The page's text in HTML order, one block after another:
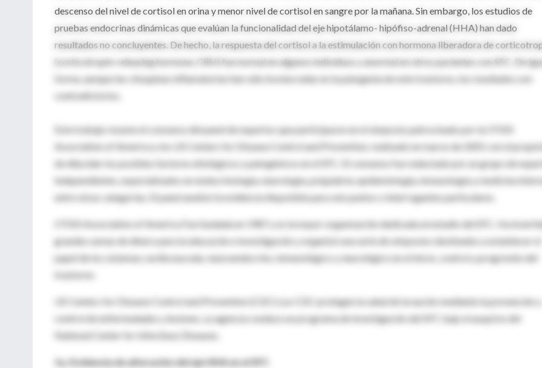
descenso del nivel de cortisol en orina y menor nivel de cortisol en sangre por la mañana. Sin embargo, los estudios de
pruebas endocrinas dinámicas que evalúan la funcionalidad del eje hipotálamo- hipófiso-adrenal (HHA) han dado
resultados no concluyentes. De hecho, la respuesta del cortisol a la estimulación con hormona liberadora de
(corticotropin-releasing hormone, CRH) fue normal en algunos individuos y anormal en otros pacientes con SFC. De
forma, aunque las citoquinas inflamatorias han sido involucradas en la patogenia de este trastorno, los resultados son
contradictorios.
Este trabajo resume el consenso del panel de expertos que participaron en el simposio patrocinado por la CFIDS
Association of America y los US Centers for Disease Control and Prevention, realizado en marzo de 2001 con el
de dilucidar los posibles factores etiológicos y patogénicos en el SFC. El consenso fue redactado por un grupo de
independientes, especializados en endocrinología, neurología, psiquiatría, epidemiología, inmunología y medicina
entre otras categorías. El panel analizó la evidencia disponible para seis puntos o interrogantes particulares.
CFIDS Association of America Fue fundada en 1987 y es la mayor organización dedicada al estudio del SFC. Ha
grandes sumas de dinero para la educación e investigación y organizó una serie de simposios destinados a establecer el
papel de los sistemas cardiovascular, neuroendocrino, inmunológico y neurológico en el inicio, control y progresión del
trastorno.
US Centers for Disease Control and Prevention (CDC) Los CDC protegen la salud de la nación mediante la prevención y
control de enfermedades y lesiones. La agencia conduce un programa de investigación del SFC bajo el auspicio del
National Center for Infectious Diseases.
1a. Evidencia de alteración del eje HHA en el SFC